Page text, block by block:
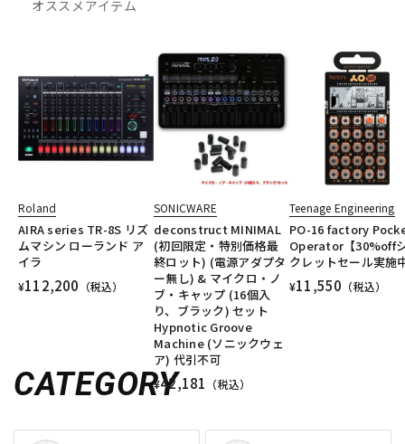
オススメアイテム
Roland
AIRA series TR-8S リズ
ムマシン ローランド ア
イラ
¥112,200 （税込）
SONICWARE
deconstruct MINIMAL
(初回限定・特別価格最
終ロット) (電源アダプタ
ー無し) & マイクロ・ノ
ブ・キャップ (16個入
り、ブラック) セット
Hypnotic Groove
Machine (ソニックウェ
ア) 代引不可
¥42,181 （税込）
Teenage Engineering
PO-16 factory
Operator【30%off
クレットセール実施
¥11,550 （税込）
CATEGORY